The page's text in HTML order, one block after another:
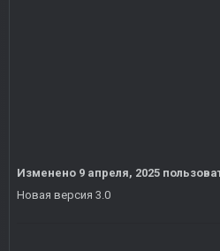
Изменено 9 апреля, 2025
Новая версия 3.0